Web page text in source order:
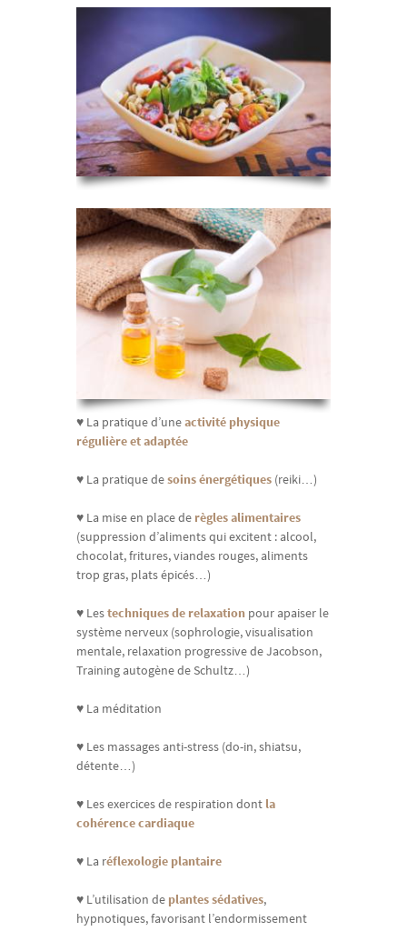
♥ La pratique d’uneactivité physique
régulière et adaptée
♥ La pratique desoins énergétiques (reiki…)
♥ La mise en place de règlesalimentaires
(suppression d’aliments qui excitent : alcool,
chocolat, fritures, viandes rouges, aliments
trop gras, plats épicés…)
♥ Lestechniques de relaxation pour apaiser le
système nerveux (sophrologie, visualisation
mentale, relaxation progressive de Jacobson,
Training autogène de Schultz…)
♥ La méditation
♥ Les massages anti-stress (do-in, shiatsu,
détente…)
♥ Les exercices de respiration dont la
cohérence cardiaque
♥ La réflexologie plantaire
♥ L’utilisation de plantes sédatives,
hypnotiques, favorisant l’endormissement